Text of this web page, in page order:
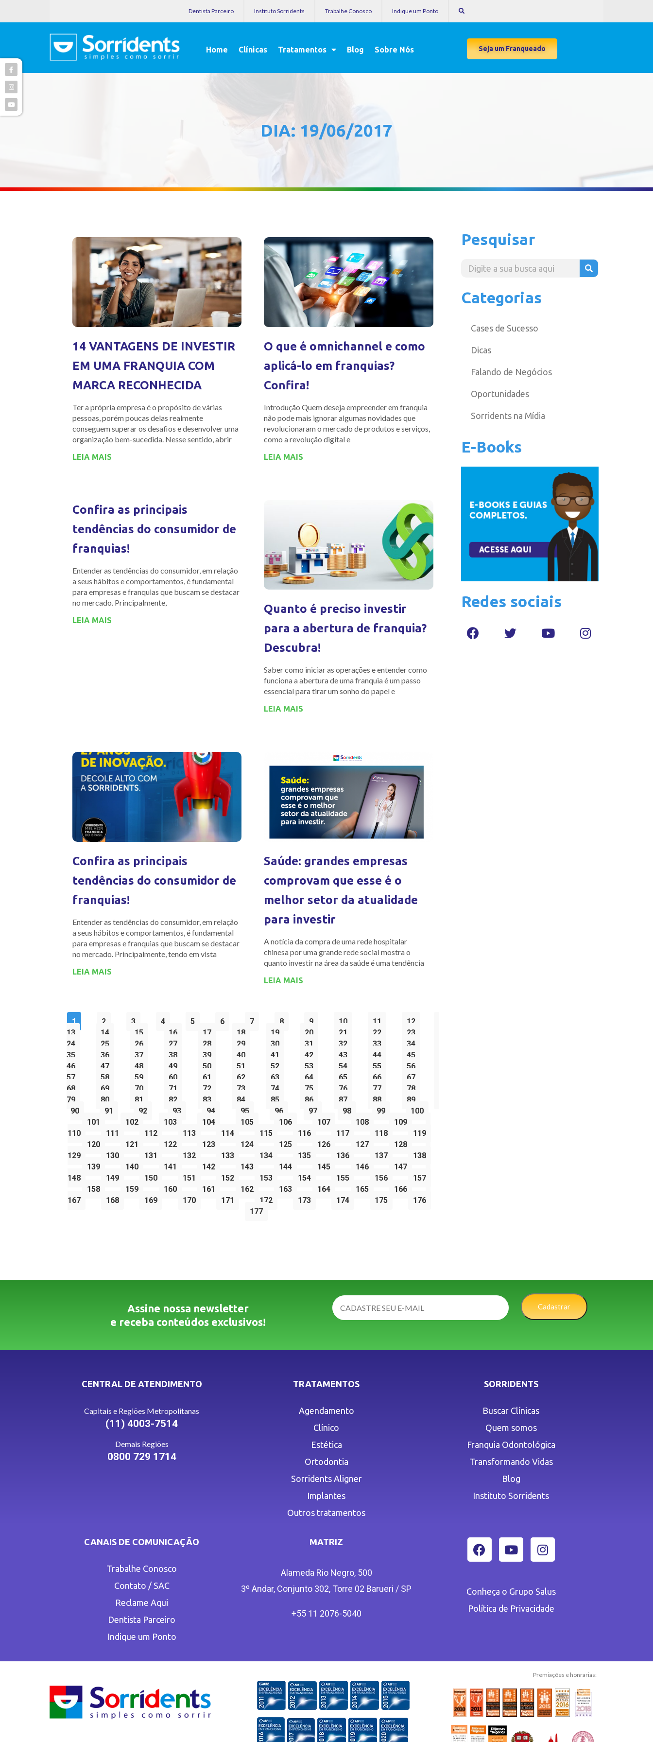
Dentista Parceiro Instituto Sorridents Trabalhe Conosco Indique um Ponto
Home Clínicas Tratamentos Blog Sobre Nós Seja um Franqueado
DIA: 19/06/2017
14 VANTAGENS DE INVESTIR
EM UMA FRANQUIA COM
MARCA RECONHECIDA
Ter a própria empresa é o propósito de várias
pessoas, porém poucas delas realmente
conseguem superar os desafios e desenvolver uma
organização bem-sucedida. Nesse sentido, abrir
LEIA MAIS
O que é omnichannel e como
aplicá-lo em franquias?
Confira!
Introdução Quem deseja empreender em franquia
não pode mais ignorar algumas novidades que
revolucionaram o mercado de produtos e serviços,
como a revolução digital e
LEIA MAIS
Confira as principais
tendências do consumidor de
franquias!
Entender as tendências do consumidor, em relação
a seus hábitos e comportamentos, é fundamental
para empresas e franquias que buscam se destacar
no mercado. Principalmente,
LEIA MAIS
Quanto é preciso investir
para a abertura de franquia?
Descubra!
Saber como iniciar as operações e entender como
funciona a abertura de uma franquia é um passo
essencial para tirar um sonho do papel e
LEIA MAIS
Confira as principais
tendências do consumidor de
franquias!
Entender as tendências do consumidor, em relação
a seus hábitos e comportamentos, é fundamental
para empresas e franquias que buscam se destacar
no mercado. Principalmente, tendo em vista
LEIA MAIS
Saúde: grandes empresas
comprovam que esse é o
melhor setor da atualidade
para investir
A notícia da compra de uma rede hospitalar
chinesa por uma grande rede social mostra o
quanto investir na área da saúde é uma tendência
LEIA MAIS
1 2 3 4 5 6 7 8 9 10 11
12
13
14 15 16 17 18 19 20 21 22
23
24
25 26 27 28 29 30 31 32 33
34
35
36 37 38 39 40 41 42 43 44
45
46
47 48 49 50 51 52 53 54 55
56
57
58 59 60 61 62 63 64 65 66
67
68
69 70 71 72 73 74 75 76 77
78
79
80 81 82 83 84 85 86 87 88
89
90
91 92 93 94 95 96 97 98 99
100
101
102 103 104 105 106 107 108
109
110
111 112 113 114 115 116 117 118
119
120
121 122 123 124 125 126 127
128
129
130 131 132 133 134 135 136 137
138
139
140 141 142 143 144 145 146
147
148
149 150 151 152 153 154 155 156
157
158
159 160 161 162 163 164 165
166
167
168 169 170 171 172 173 174 175
176
177
Pesquisar
Categorias
Cases de Sucesso
Dicas
Falando de Negócios
Oportunidades
Sorridents na Mídia
E-Books
Redes sociais
Assine nossa newsletter
e receba conteúdos exclusivos!
Cadastrar
CENTRAL DE ATENDIMENTO
Capitais e Regiões Metropolitanas
(11) 4003-7514
Demais Regiões
0800 729 1714
TRATAMENTOS
Agendamento
Clínico
Estética
Ortodontia
Sorridents Aligner
Implantes
Outros tratamentos
SORRIDENTS
Buscar Clínicas
Quem somos
Franquia Odontológica
Transformando Vidas
Blog
Instituto Sorridents
CANAIS DE COMUNICAÇÃO
Trabalhe Conosco
Contato / SAC
Reclame Aqui
Dentista Parceiro
Indique um Ponto
MATRIZ
Alameda Rio Negro, 500
3º Andar, Conjunto 302, Torre 02 Barueri / SP
+55 11 2076-5040
Conheça o Grupo Salus
Política de Privacidade
Premiações e honrarias: